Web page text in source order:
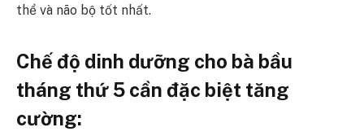
thể và não bộ tốt nhất.
Chế độ dinh dưỡng cho bà bầu
tháng thứ 5 cần đặc biệt tăng
cường: